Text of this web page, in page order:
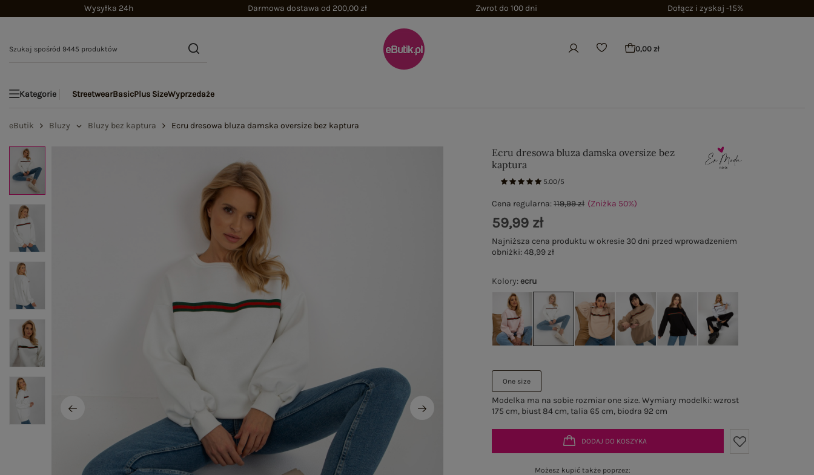
Wysyłka 24h Darmowa dostawa od 200,00 zł Zwrot do 100 dni Dołącz i zyskaj -15%
0,00 zł
Kategorie StreetwearBasicPlus SizeWyprzedaże
eButik Bluzy Bluzy bez kaptura Ecru dresowa bluza damska oversize bez kaptura
Ecru dresowa bluza damska oversize bez
kaptura
5.00/5
Kolory: ecru
One size
Modelka ma na sobie rozmiar one size. Wymiary modelki: wzrost
175 cm, biust 84 cm, talia 65 cm, biodra 92 cm
Cena regularna:119,99 zł (Zniżka 50%)
59,99 zł
Najniższa cena produktu w okresie 30 dni przed wprowadzeniem
obniżki:48,99 zł
DODAJ DO KOSZYKA
Możesz kupić także poprzez: